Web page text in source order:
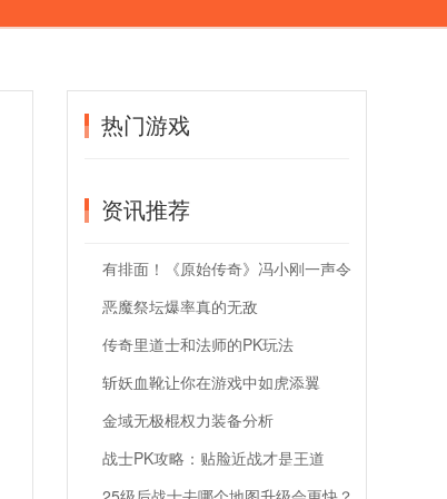
热门游戏
资讯推荐
有排面！《原始传奇》冯小刚一声令
恶魔祭坛爆率真的无敌
传奇里道士和法师的PK玩法
斩妖血靴让你在游戏中如虎添翼
金域无极棍权力装备分析
战士PK攻略：贴脸近战才是王道